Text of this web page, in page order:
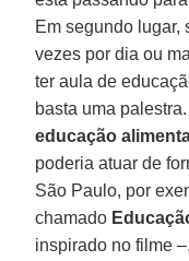
Em segundo lugar,
vezes por dia ou
ter aula de
basta uma
educação
poderia atuar de
São Paulo, por
chamado
inspirado no filme